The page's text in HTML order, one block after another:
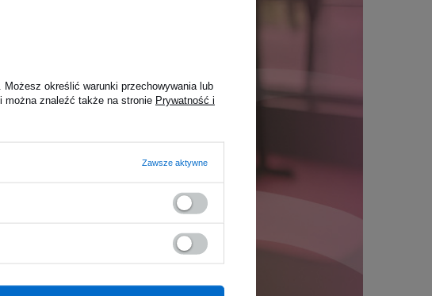
. Możesz określić warunki przechowywania lub
można znaleźć także na stronie Prywatność i
Zawsze aktywne